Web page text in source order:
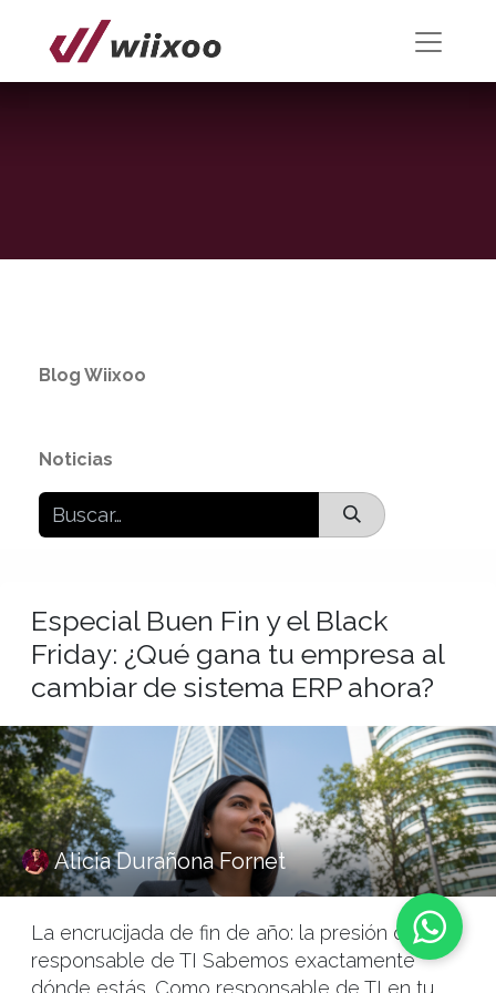
Blog Wiixoo
Noticias
Especial Buen Fin y el Black
Friday: ¿Qué gana tu empresa al
cambiar de sistema ERP ahora?
Alicia Durañona Fornet
La encrucijada de fin de año: la presión del
responsable de TI Sabemos exactamente
dónde estás. Como responsable de TI en tu